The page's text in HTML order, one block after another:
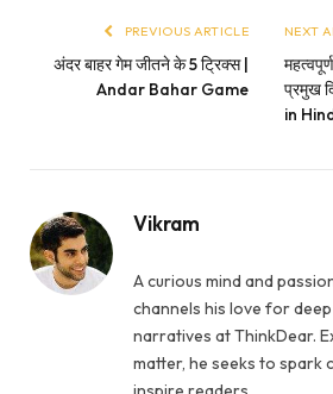
PREVIOUS ARTICLE
अंदर बाहर गेम जीतने के 5 ट्रिक्स |
Andar Bahar Game
NEXT
प्रमुख
in
Vikram
A curious mind and
channels his love for
narratives at ThinkDear.
matter, he seeks to spark